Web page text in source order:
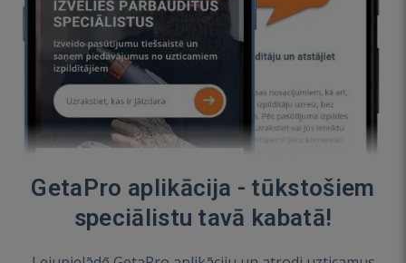
GetaPro aplikācija - tūkstošiem
speciālistu tavā kabatā!